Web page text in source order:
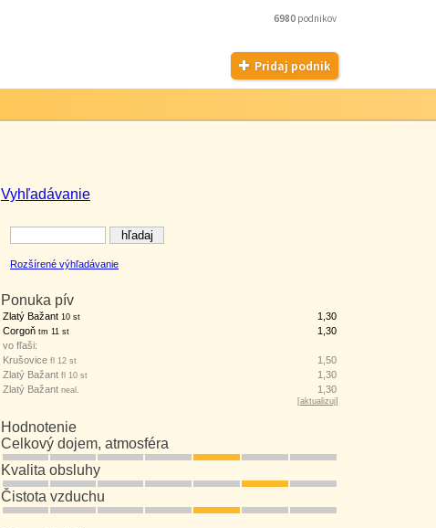
6980 podnikov
Pridaj podnik
Vyhľadávanie
Rozšírené výhľadávanie
Ponuka pív
Zlatý Bažant 10 st
1,30
Corgoň tm 11 st
1,30
vo fľaši:
Krušovice fl 12 st
1,50
Zlatý Bažant fl 10 st
1,30
Zlatý Bažant neal. 1,30
[aktualizuj]
Hodnotenie
Celkový dojem, atmosféra
Kvalita obsluhy
Čistota vzduchu